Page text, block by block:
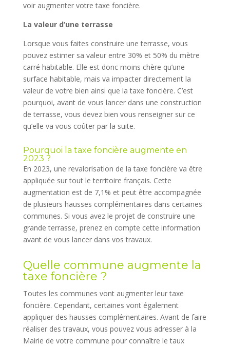
voir augmenter votre taxe foncière.
La valeur d’une terrasse
Lorsque vous faites construire une terrasse, vous
pouvez estimer sa valeur entre 30% et 50% du mètre
carré habitable. Elle est donc moins chère qu’une
surface habitable, mais va impacter directement la
valeur de votre bien ainsi que la taxe foncière. C’est
pourquoi, avant de vous lancer dans une construction
de terrasse, vous devez bien vous renseigner sur ce
qu’elle va vous coûter par la suite.
Pourquoi la taxe foncière augmente en
2023 ?
En 2023, une revalorisation de la taxe foncière va être
appliquée sur tout le territoire français. Cette
augmentation est de 7,1% et peut être accompagnée
de plusieurs hausses complémentaires dans certaines
communes. Si vous avez le projet de construire une
grande terrasse, prenez en compte cette information
avant de vous lancer dans vos travaux.
Quelle commune augmente la
taxe foncière ?
Toutes les communes vont augmenter leur taxe
foncière. Cependant, certaines vont également
appliquer des hausses complémentaires. Avant de faire
réaliser des travaux, vous pouvez vous adresser à la
Mairie de votre commune pour connaître le taux